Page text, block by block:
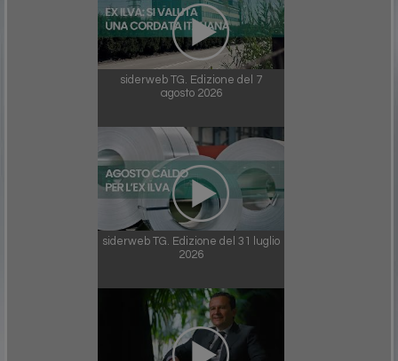
siderweb TG. Edizione del 7
agosto 2026
siderweb TG. Edizione del 31 luglio
2026